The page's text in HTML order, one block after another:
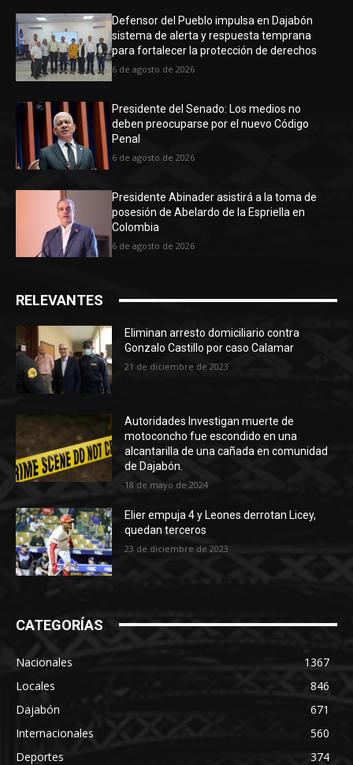
Defensor del Pueblo impulsa en Dajabón
sistema de alerta y respuesta temprana
para fortalecer la protección de derechos
6 de agosto de 2026
Presidente del Senado: Los medios no
deben preocuparse por el nuevo Código
Penal
6 de agosto de 2026
Presidente Abinader asistirá a la toma de
posesión de Abelardo de la Espriella en
Colombia
6 de agosto de 2026
RELEVANTES
Eliminan arresto domiciliario contra
Gonzalo Castillo por caso Calamar
21 de diciembre de 2023
Autoridades Investigan muerte de
motoconcho fue escondido en una
alcantarilla de una cañada en comunidad
de Dajabón.
18 de mayo de 2024
Elier empuja 4 y Leones derrotan Licey,
quedan terceros
23 de diciembre de 2023
CATEGORÍAS
Nacionales
1367
Locales
846
Dajabón
671
Internacionales
560
Deportes
374